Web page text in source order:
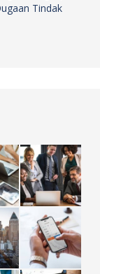
Tindak